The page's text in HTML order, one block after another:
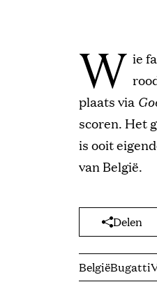
W ie
plaats via
scoren. Het
is ooit
van België.
Delen
BelgiëBugatti